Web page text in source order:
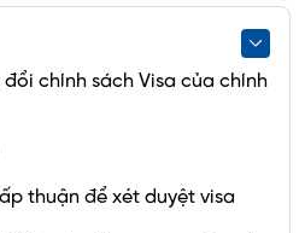
chính sách Visa của chính
thuận để xét duyệt visa